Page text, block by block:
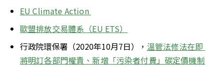
EU Climate Action
歐盟排放交易體系（EU ETS）
行政院環保署（2020年10月7日）， 溫管法修法在即
將明訂各部門權責、新增「污染者付費」碳定價機制